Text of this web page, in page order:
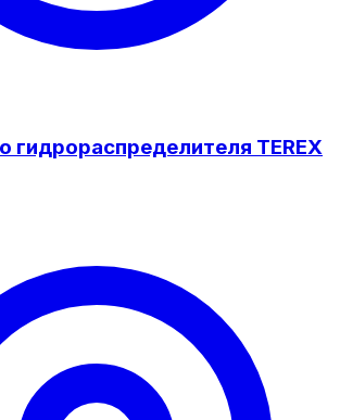
гидрораспределителя TEREX